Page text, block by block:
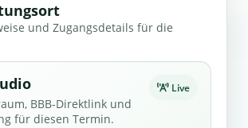
und Zugangsdetails für die
BBB-Direktlink und
für diesen Termin.
Live